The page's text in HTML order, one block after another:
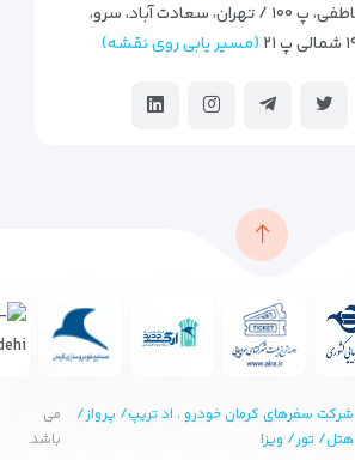
تهران، ولی عصر، عاطفی، پ ۱۰۰ / تهران، سعادت آباد، سرو،
(مسیر یابی روی نقشه)
شرکت سفرهای کرمان خودرو ، اد تریپ/ پرواز/
هتل/ تور/ ویزا
می
باشد.